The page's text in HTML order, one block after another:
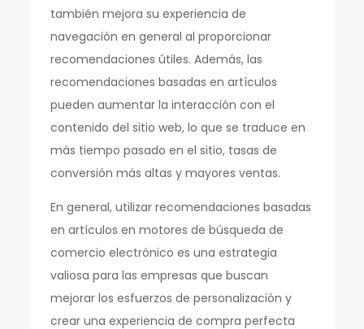
también mejora su experiencia de
navegación en general al proporcionar
recomendaciones útiles. Además, las
recomendaciones basadas en artículos
pueden aumentar la interacción con el
contenido del sitio web, lo que se traduce en
más tiempo pasado en el sitio, tasas de
conversión más altas y mayores ventas.
En general, utilizar recomendaciones basadas
en artículos en motores de búsqueda de
comercio electrónico es una estrategia
valiosa para las empresas que buscan
mejorar los esfuerzos de personalización y
crear una experiencia de compra perfecta